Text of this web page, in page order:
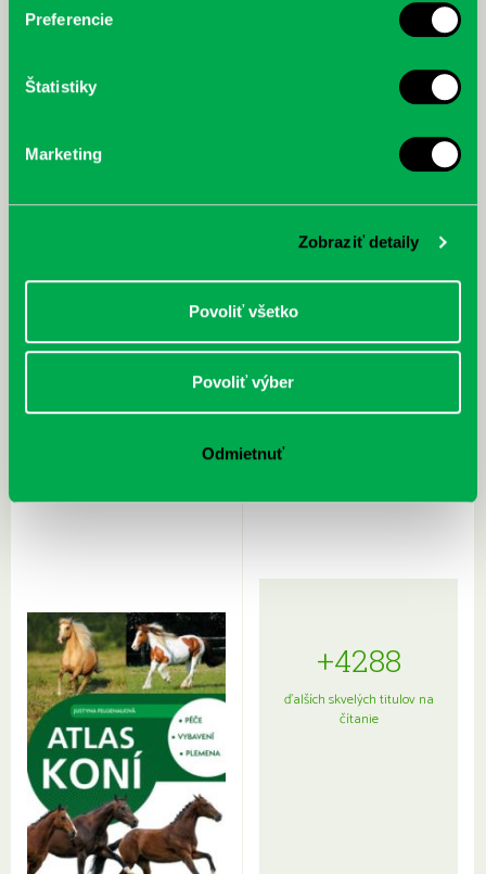
Preferencie
Štatistiky
Marketing
Zobraziť detaily
Povoliť všetko
Povoliť výber
Odmietnuť
cyklistu modernej doby:
Rudź, Przemyslaw: Atlas hviezd:
Hardy, Paula: Japonsko na tanieri:
+4288
ďalších skvelých titulov na
čítanie